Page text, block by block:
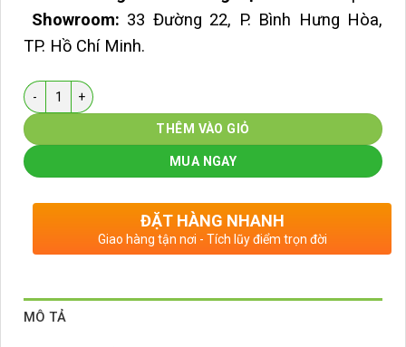
Showroom: 33 Đường 22, P. Bình Hưng Hòa,
TP. Hồ Chí Minh.
Số lượng
THÊM VÀO GIỎ
MUA NGAY
ĐẶT HÀNG NHANH
Giao hàng tận nơi - Tích lũy điểm trọn đời
MÔ TẢ